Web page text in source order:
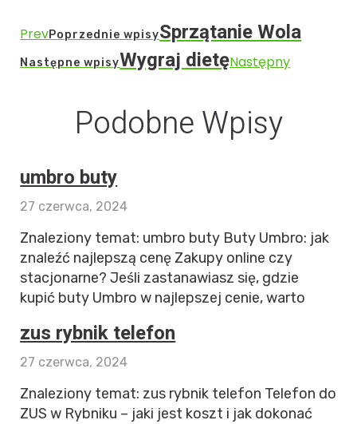
PrevPoprzednie wpisySprzątanie Wola
Następne wpisyWygraj dietęNastępny
Podobne Wpisy
umbro buty
27 czerwca, 2024
Znaleziony temat: umbro buty Buty Umbro: jak
znaleźć najlepszą cenę Zakupy online czy
stacjonarne? Jeśli zastanawiasz się, gdzie
kupić buty Umbro w najlepszej cenie, warto
zus rybnik telefon
27 czerwca, 2024
Znaleziony temat: zus rybnik telefon Telefon do
ZUS w Rybniku – jaki jest koszt i jak dokonać